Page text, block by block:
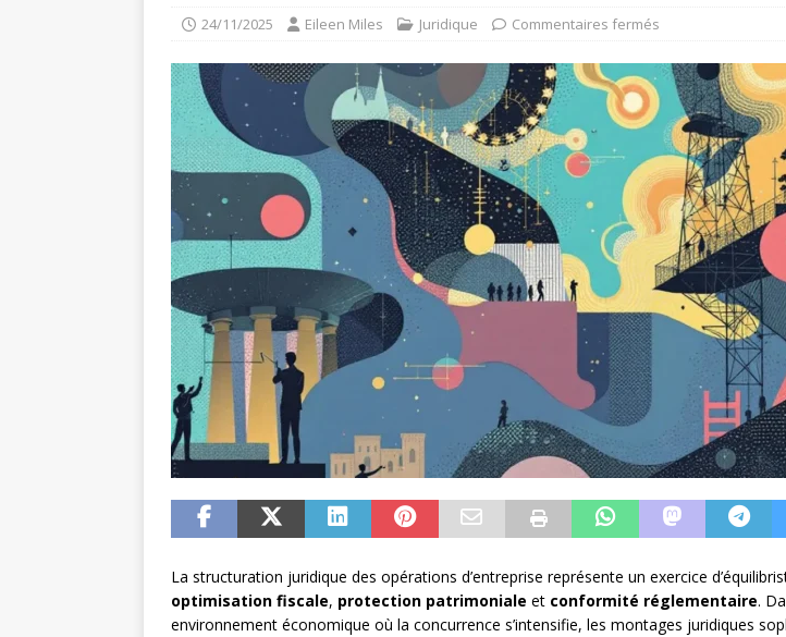
24/11/2025 Eileen Miles Juridique Commentaires fermés
La structuration juridique des opérations d’entreprise représente un exercice
optimisation fiscale, protection patrimoniale et conformité réglementaire.
environnement économique où la concurrence s’intensifie, les montages juridiques